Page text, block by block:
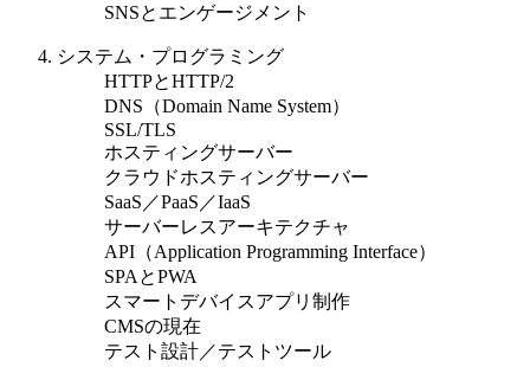
SNSとエンゲージメント
システム・プログラミング
HTTPとHTTP/2
DNS（Domain Name System）
SSL/TLS
ホスティングサーバー
クラウドホスティングサーバー
SaaS／PaaS／IaaS
サーバーレスアーキテクチャ
API（Application Programming Interface）
SPAとPWA
スマートデバイスアプリ制作
CMSの現在
テスト設計／テストツール